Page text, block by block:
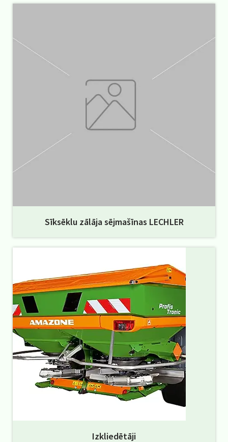
Sīksēklu zālāja sējmašīnas LECHLER
Izkliedētāji